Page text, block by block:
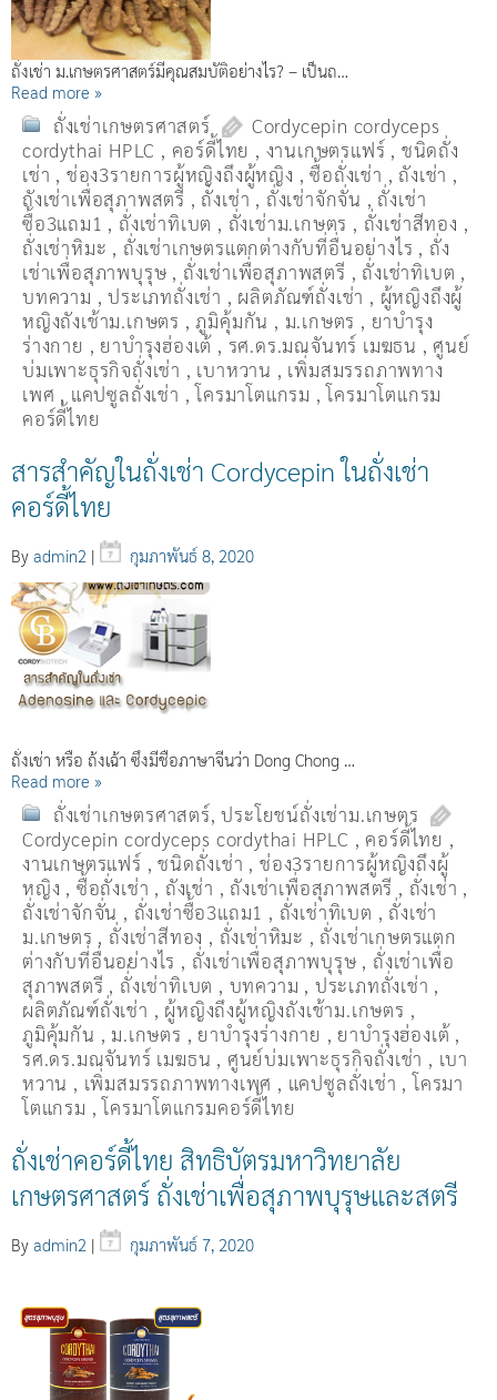
ถั่งเช่า ม.เกษตรศาสตร์มีคุณสมบัติอย่างไร? – เป็นถ…
Read more »
ถั่งเช่าเกษตรศาสตร์
Cordycepin cordyceps
cordythai HPLC , คอร์ดี้ไทย , งานเกษตรแฟร์ , ชนิดถั่ง
เช่า , ช่อง3รายการผู้หญิงถึงผู้หญิง ,ซื้อถั่งเช่า , ถังเช่า ,
ถังเช่าเพื่อสุภาพสตรี , ถั่งเช่า , ถั่งเช่าจักจั่น , ถั่งเช่า
ซื้อ3แถม1 , ถั่งเช่าทิเบต , ถั่งเช่าม.เกษตร , ถั่งเช่าสีทอง ,
ถั่งเช่าหิมะ , ถั่งเช่าเกษตรแตกต่างกับที่อื่นอย่างไร , ถั่ง
เช่าเพื่อสุภาพบุรุษ , ถั่งเช่าเพื่อสุภาพสตรี , ถั่่งเช่าทิเบต ,
บทความ ,ประเภทถั่งเช่า , ผลิตภัณฑ์ถั่งเช่า , ผู้หญิงถึงผู้
หญิงถังเช้าม.เกษตร ,ภูมิคุ้มกัน , ม.เกษตร , ยาบำรุง
ร่างกาย , ยาบำรุงฮ่องเต้ , รศ.ดร.มณจันทร์ เมฆธน , ศูนย์
บ่มเพาะธุรกิจถั่งเช่า , เบาหวาน , เพิ่มสมรรถภาพทาง
เพศ , แคปซูลถั่งเช่า ,โครมาโตแกรม ,โครมาโตแกรม
คอร์ดี้ไทย
สารสำคัญในถั่งเช่า Cordycepin ในถั่งเช่า
คอร์ดี้ไทย
By admin2 | กุมภาพันธ์ 8, 2020
ถั่งเช่า หรือ ถ้่งเฉ้า ซึ่งมีชื่อภาษาจีนว่า Dong Chong …
Read more »
ถั่งเช่าเกษตรศาสตร์,ประโยชน์ถั่งเช่าม.เกษตร
Cordycepin cordyceps cordythai HPLC , คอร์ดี้ไทย ,
งานเกษตรแฟร์ ,ชนิดถั่งเช่า ,ช่อง3รายการผู้หญิงถึงผู้
หญิง , ซื้อถั่งเช่า , ถังเช่า , ถังเช่าเพื่อสุภาพสตรี , ถั่งเช่า ,
ถั่งเช่าจักจั่น , ถั่งเช่าซื้อ3แถม1 , ถั่งเช่าทิเบต , ถั่งเช่า
ม.เกษตร , ถั่งเช่าสีทอง , ถั่งเช่าหิมะ , ถั่งเช่าเกษตรแตก
ต่างกับที่อื่นอย่างไร , ถั่งเช่าเพื่อสุภาพบุรุษ , ถั่งเช่าเพื่อ
สุภาพสตรี , ถั่่งเช่าทิเบต , บทความ , ประเภทถั่งเช่า ,
ผลิตภัณฑ์ถั่งเช่า , ผู้หญิงถึงผู้หญิงถังเช้าม.เกษตร ,
ภูมิคุ้มกัน ,ม.เกษตร , ยาบำรุงร่างกาย , ยาบำรุงฮ่องเต้ ,
รศ.ดร.มณจันทร์ เมฆธน , ศูนย์บ่มเพาะธุรกิจถั่งเช่า , เบา
หวาน , เพิ่มสมรรถภาพทางเพศ , แคปซูลถั่งเช่า ,โครมา
โตแกรม ,โครมาโตแกรมคอร์ดี้ไทย
ถั่งเช่าคอร์ดี้ไทย สิทธิบัตรมหาวิทยาลัย
เกษตรศาสตร์ ถั่งเช่าเพื่อสุภาพบุรุษและสตรี
By admin2 | กุมภาพันธ์ 7, 2020